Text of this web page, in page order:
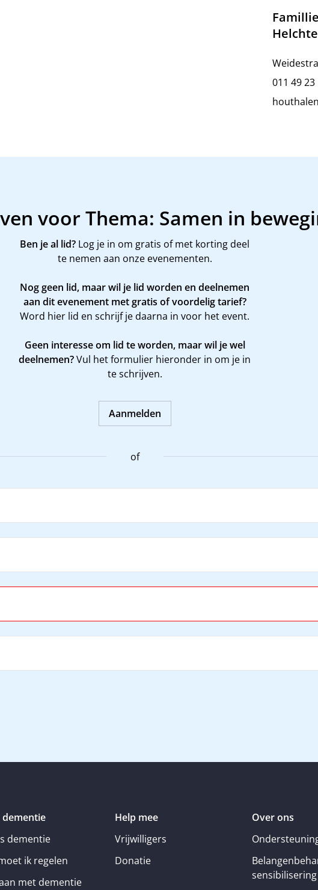
011 49 23
voor Thema: Samen in
Ben je al lid? Log je in om gratis of met korting deel
te nemen aan onze evenementen.
Nog geen lid, maar wil je lid worden en deelnemen
aan dit evenement met gratis of voordelig tarief?
Word hier lid en schrijf je daarna in voor het event.
Geen interesse om lid te worden, maar wil je wel
deelnemen?Vul het formulier hieronder in om je in
te schrijven.
Aanmelden
of
dementie
dementie
ik regelen
met dementie
Help mee
Vrijwilligers
Donatie
Over ons
sensibilisering